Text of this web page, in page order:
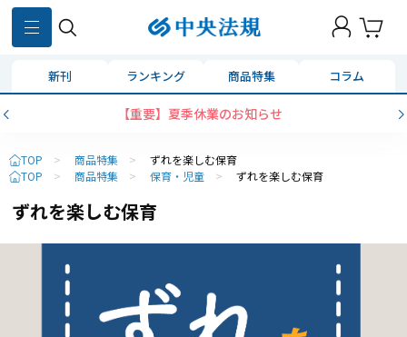
新刊 ランキング 商品特集 コラム
【重要】夏季休業のお知らせ
TOP > 商品特集 >
ずれを楽しむ保育
TOP
> 商品特集 > 保育・児童 > ずれを楽しむ保育
ずれを楽しむ保育